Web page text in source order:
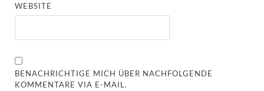
WEBSITE
BENACHRICHTIGE MICH ÜBER NACHFOLGENDE
KOMMENTARE VIA E-MAIL.